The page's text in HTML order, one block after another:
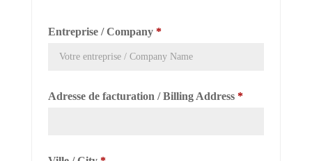
Entreprise / Company *
Adresse de facturation / Billing Address *